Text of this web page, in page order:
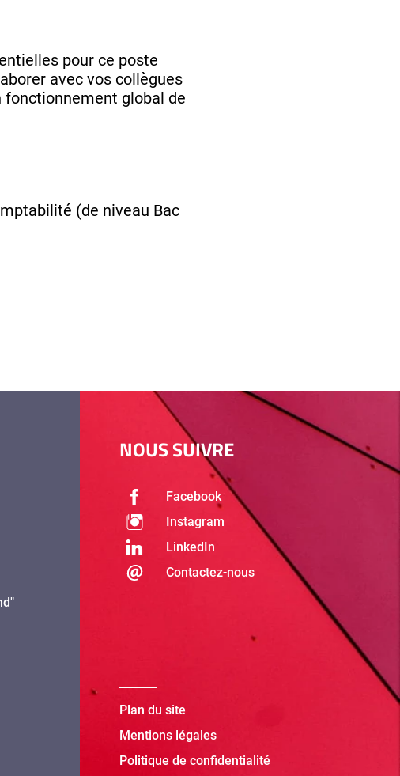
pour ce poste
avec vos collègues
global de
(de niveau Bac
NOUS SUIVRE
Facebook
Instagram
LinkedIn
Contactez-nous
Plan du site
Mentions légales
Politique de confidentialité